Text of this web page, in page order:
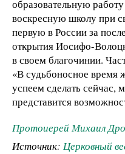
образовательную
воскресную школу при
первую в России за
открытия Иосифо-
в своем благочинии.
«В судьбоносное время
успеем сделать сейчас,
представится
Протоиерей Михаил
Источник: Церковный